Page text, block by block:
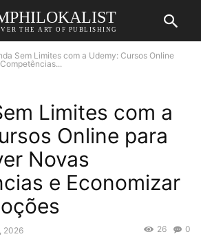
THE ART OF PUBLISHING
Sem Limites com a Udemy: Cursos Online
Limites com a
Online para
Novas
e Economizar
2026 0
26